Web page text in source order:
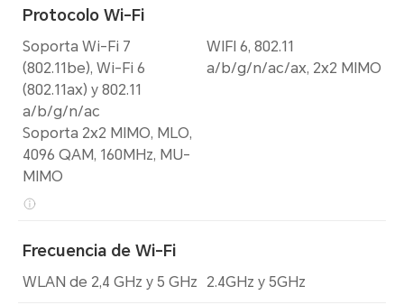
Protocolo Wi-Fi
Soporta Wi-Fi 7
(802.11be), Wi-Fi 6
(802.11ax) y 802.11
a/b/g/n/ac
Soporta 2x2 MIMO, MLO,
4096 QAM, 160MHz, MU-
MIMO
Frecuencia de Wi-Fi
WLAN de 2,4 GHz y 5 GHz
WIFI 6, 802.11
a/b/g/n/ac/ax, 2x2 MIMO
2.4GHz y 5GHz